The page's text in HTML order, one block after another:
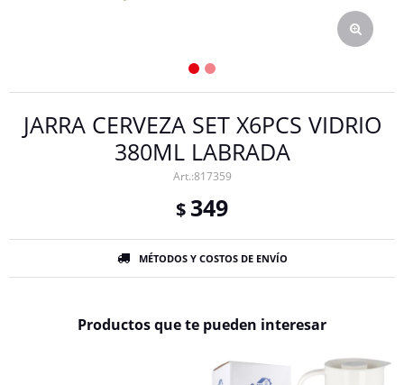
JARRA CERVEZA SET X6PCS VIDRIO
380ML LABRADA
817359
$ 349
MÉTODOS Y COSTOS DE ENVÍO
Productos que te pueden interesar